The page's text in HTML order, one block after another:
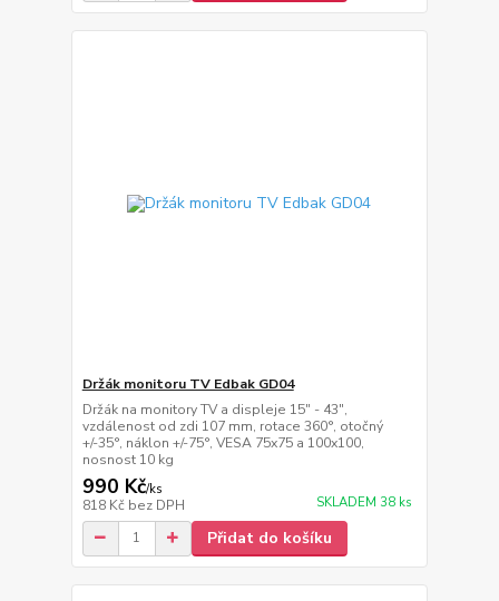
Držák monitoru TV Edbak GD04
Držák na monitory TV a displeje 15" - 43",
vzdálenost od zdi 107 mm, rotace 360°, otočný
+/-35°, náklon +/-75°, VESA 75x75 a 100x100,
nosnost 10 kg
990 Kč/ks
818 Kč bez DPH SKLADEM 38 ks
Přidat do košíku